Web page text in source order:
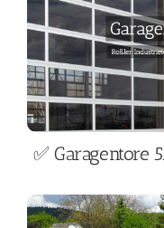
✅ Garagentore